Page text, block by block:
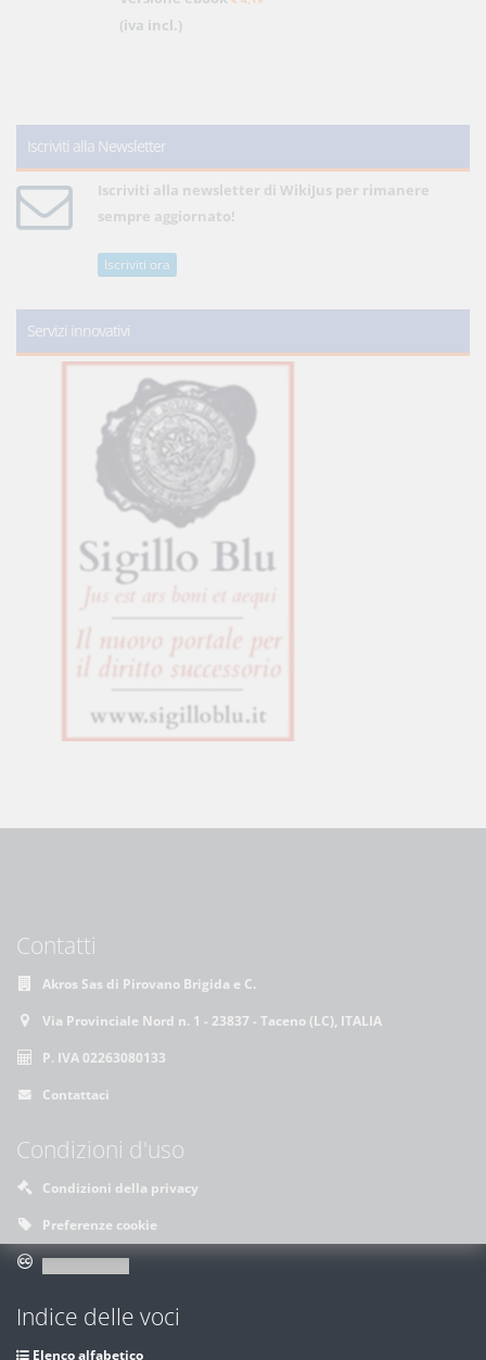
(iva incl.)
Iscriviti alla Newsletter
Iscriviti alla newsletter di WikiJus per rimanere
sempre aggiornato!
Iscriviti ora
Servizi innovativi
Contatti
Akros Sas di Pirovano Brigida e C.
Via Provinciale Nord n. 1 - 23837 - Taceno (LC), ITALIA
P. IVA 02263080133
Contattaci
Condizioni d'uso
Condizioni della privacy
Preferenze cookie
Indice delle voci
Elenco alfabetico